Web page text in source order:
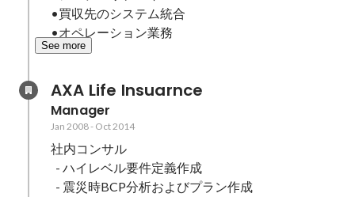
•買収先のシステム統合
•オペレーション業務
See more
AXA Life Insuarnce
Manager
Jan 2008- Oct 2014
社内コンサル